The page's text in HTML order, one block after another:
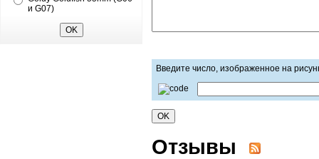
и G07)
Введите число, изображенное на
Отзывы